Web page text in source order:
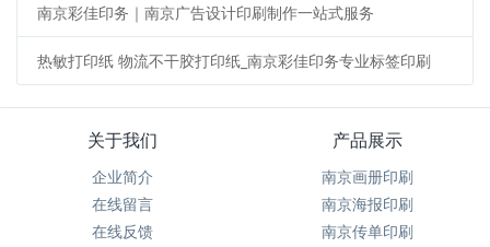
南京彩佳印务｜南京广告设计印刷制作一站式服务
热敏打印纸 物流不干胶打印纸_南京彩佳印务专业标签印刷
关于我们
企业简介
在线留言
在线反馈
产品展示
南京画册印刷
南京海报印刷
南京传单印刷